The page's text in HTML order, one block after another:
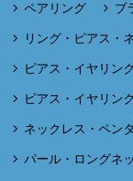
ペアリング ブ
リング・ピアス・
ピアス・イヤリン
ピアス・イヤリン
ネックレス・ペン
パール・ロングネ